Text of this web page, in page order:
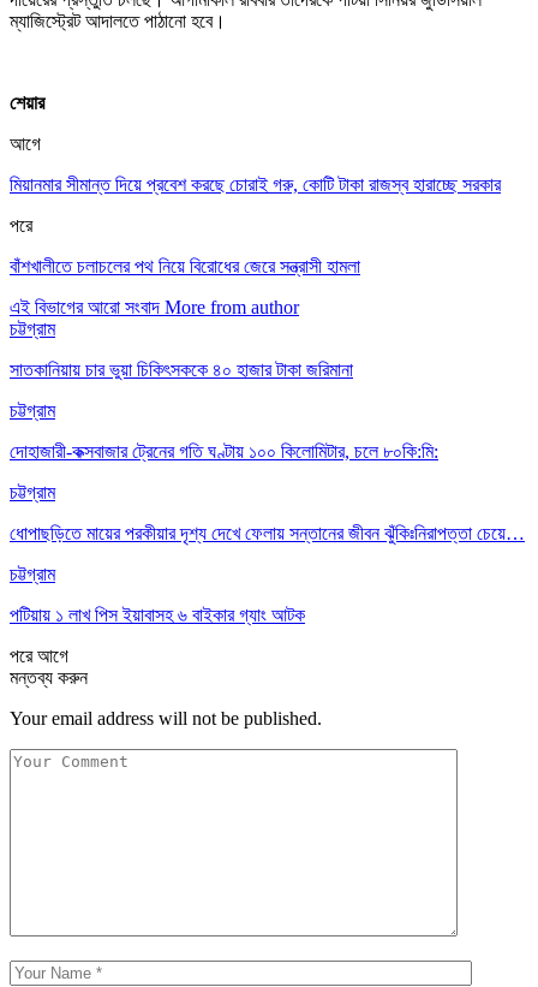
ম্যাজিস্ট্রেট আদালতে পাঠানো হবে।
শেয়ার
আগে
মিয়ানমার সীমান্ত দিয়ে প্রবেশ করছে চোরাই গরু, কোটি টাকা রাজস্ব হারাচ্ছে সরকার
পরে
বাঁশখালীতে চলাচলের পথ নিয়ে বিরোধের জেরে সন্ত্রাসী হামলা
এই বিভাগের আরো সংবাদ More from author
চট্টগ্রাম
সাতকানিয়ায় চার ভুয়া চিকিৎসককে ৪০ হাজার টাকা জরিমানা
চট্টগ্রাম
দোহাজারী-কক্সবাজার ট্রেনের গতি ঘণ্টায় ১০০ কিলোমিটার, চলে ৮০কি:মি:
চট্টগ্রাম
ধোপাছড়িতে মায়ের পরকীয়ার দৃশ্য দেখে ফেলায় সন্তানের জীবন ঝুঁকিঃনিরাপত্তা চেয়ে…
চট্টগ্রাম
পটিয়ায় ১ লাখ পিস ইয়াবাসহ ৬ বাইকার গ্যাং আটক
পরেআগে
মন্তব্য করুন
Your email address will not be published.